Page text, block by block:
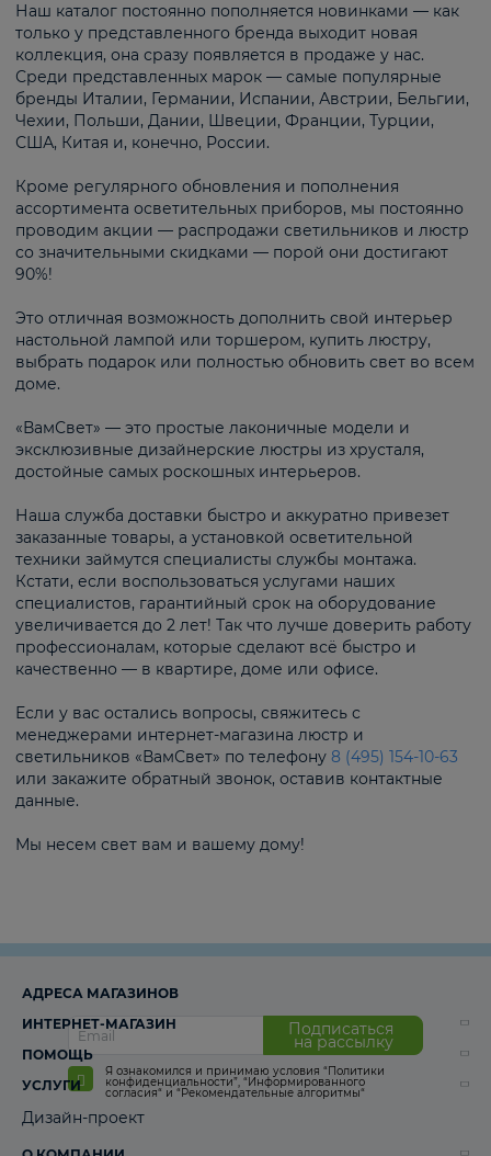
Наш каталог постоянно пополняется новинками — как
только у представленного бренда выходит новая
коллекция, она сразу появляется в продаже у нас.
Среди представленных марок — самые популярные
бренды Италии, Германии, Испании, Австрии, Бельгии,
Чехии, Польши, Дании, Швеции, Франции, Турции,
США, Китая и, конечно, России.
Кроме регулярного обновления и пополнения
ассортимента осветительных приборов, мы постоянно
проводим акции — распродажи светильников и люстр
со значительными скидками — порой они достигают
90%!
Это отличная возможность дополнить свой интерьер
настольной лампой или торшером, купить люстру,
выбрать подарок или полностью обновить свет во всем
доме.
«ВамСвет» — это простые лаконичные модели и
эксклюзивные дизайнерские люстры из хрусталя,
достойные самых роскошных интерьеров.
Наша служба доставки быстро и аккуратно привезет
заказанные товары, а установкой осветительной
техники займутся специалисты службы монтажа.
Кстати, если воспользоваться услугами наших
специалистов, гарантийный срок на оборудование
увеличивается до 2 лет! Так что лучше доверить работу
профессионалам, которые сделают всё быстро и
качественно — в квартире, доме или офисе.
Если у вас остались вопросы, свяжитесь с
менеджерами интернет-магазина люстр и
светильников «ВамСвет» по телефону 8 (495) 154-10-63
или закажите обратный звонок, оставив контактные
данные.
Мы несем свет вам и вашему дому!
Подписаться
на рассылку
Я ознакомился и принимаю условия “Политики
конфиденциальности”, “Информированного
согласия“ и “Рекомендательные алгоритмы“
АДРЕСА МАГАЗИНОВ
ИНТЕРНЕТ-МАГАЗИН
ПОМОЩЬ
УСЛУГИ
Дизайн-проект